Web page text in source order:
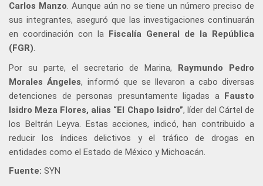
Carlos Manzo. Aunque aún no se tiene un número preciso de
sus integrantes, aseguró que las investigaciones continuarán
en coordinación con la
Fiscalía General de la República
(FGR).
Por su parte, el secretario de Marina,
Raymundo Pedro
Morales Ángeles, informó que se llevaron a cabo diversas
detenciones de personas presuntamente ligadas a
Fausto
Isidro Meza Flores, alias “El Chapo Isidro”, líder del Cártel de
los Beltrán Leyva. Estas acciones, indicó, han contribuido a
reducir los índices delictivos y el tráfico de drogas en
entidades como el Estado de México y Michoacán.
Fuente: SYN